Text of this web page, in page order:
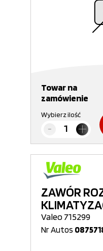
Towar na
zamówienie
Wybierz ilość
ZAWÓR
Valeo 715299
Nr Autos